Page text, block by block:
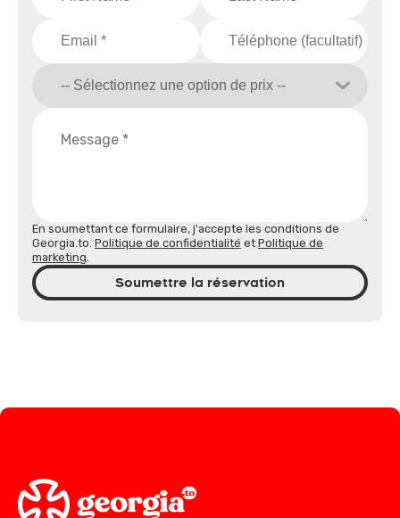
En soumettant ce formulaire, j'accepte les conditions de
Georgia.to. Politique de confidentialité et Politique de
marketing.
Soumettre la réservation